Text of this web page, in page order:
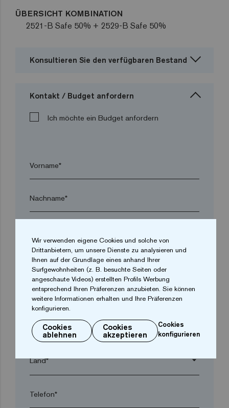
ÜBERSICHT KOMBINATION
2521-B Safe 50% + 2529-B Safe 50%
Konsultieren Sie den verfügbaren Bestand
Kontakt / Budget anfordern
Ich möchte ein Budget anfordern
Vorname*
Nachname*
Ort*
Postleitzahl*
arrow_drop_down
Telefon*
Wir verwenden eigene Cookies und solche von
Drittanbietern, um unsere Dienste zu analysieren und
Ihnen auf der Grundlage eines anhand Ihrer
Surfgewohnheiten (z. B. besuchte Seiten oder
angeschaute Videos) erstellten Profils Werbung
entsprechend Ihren Präferenzen anzubieten. Sie können
weitere Informationen erhalten und Ihre Präferenzen
konfigurieren.
Cookies
ablehnen
Cookies
akzeptieren
Cookies
konfigurieren